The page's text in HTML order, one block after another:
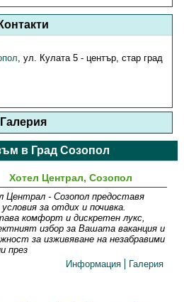
Контакти
,ул. Кулата 5 - център, стар град
Галерия
в Град Созопол
Хотел Централ, Созопол
Централ - Созопол предоставя
условия за отдих и почивка.
комфорт и дискретен лукс,
избор за Вашата ваканция и
за изживяване на незабравими
през
Информация
Галерия